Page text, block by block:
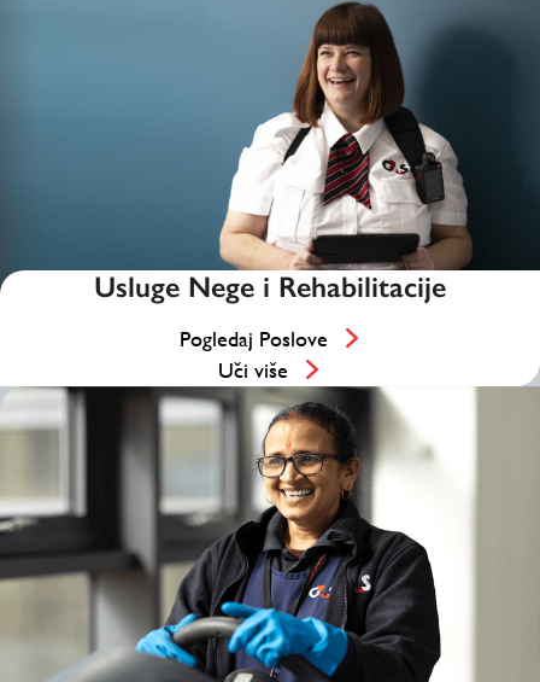
Usluge Nege i Rehabilitacije
Pogledaj Poslove
Uči više